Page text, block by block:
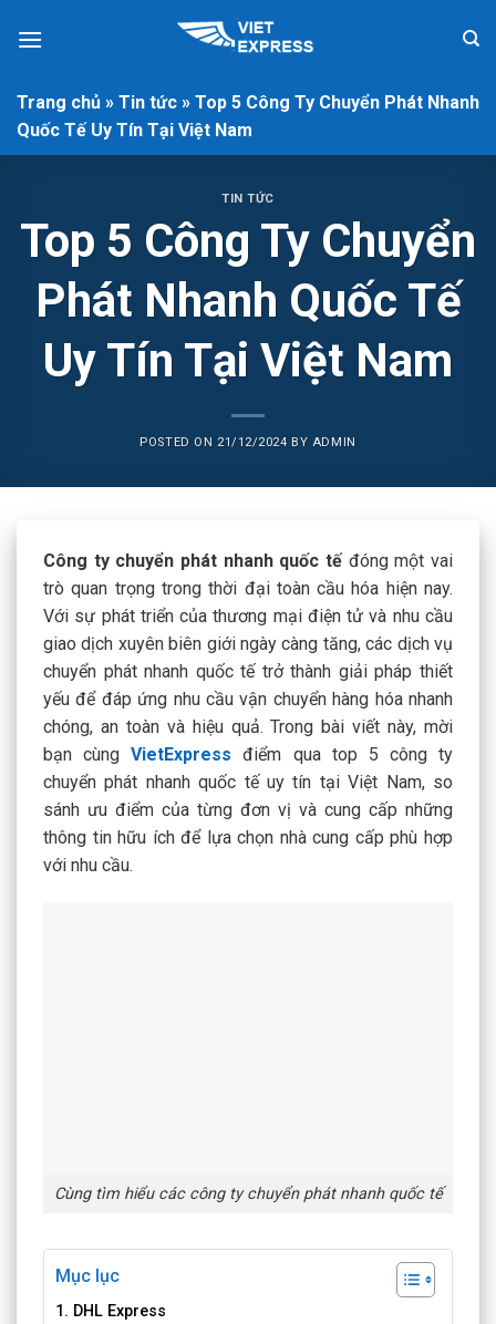
Trang chủ » Tin tức » Top 5 Công Ty Chuyển Phát Nhanh
Quốc Tế Uy Tín Tại Việt Nam
TIN TỨC
Top 5 Công Ty Chuyển
Phát Nhanh Quốc Tế
Uy Tín Tại Việt Nam
POSTED ON 21/12/2024 BY ADMIN
Công ty chuyển phát nhanh quốc tếđóng một vai
trò quan trọng trong thời đại toàn cầu hóa hiện nay.
Với sự phát triển của thương mại điện tử và nhu cầu
giao dịch xuyên biên giới ngày càng tăng, các dịch vụ
chuyển phát nhanh quốc tế trở thành giải pháp thiết
yếu để đáp ứng nhu cầu vận chuyển hàng hóa nhanh
chóng, an toàn và hiệu quả. Trong bài viết này, mời
bạn cùngVietExpress điểm qua top 5 công ty
chuyển phát nhanh quốc tế uy tín tại Việt Nam, so
sánh ưu điểm của từng đơn vị và cung cấp những
thông tin hữu ích để lựa chọn nhà cung cấp phù hợp
với nhu cầu.
Cùng tìm hiểu các công ty chuyển phát nhanh quốc tế
Mục lục
1. DHL Express